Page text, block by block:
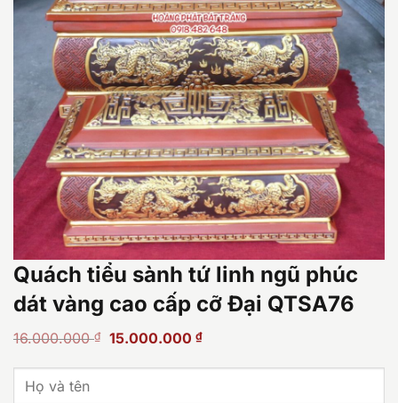
Quách tiểu sành tứ linh ngũ phúc
dát vàng cao cấp cỡ Đại QTSA76
16.000.000₫
Giá
15.000.000 ₫Giá